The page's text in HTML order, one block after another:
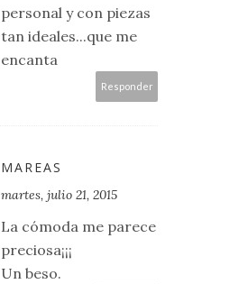
personal y con piezas
tan ideales...que me
encanta
Responder
MAREAS
martes, julio 21, 2015
La cómoda me parece
preciosa¡¡¡
Un beso.